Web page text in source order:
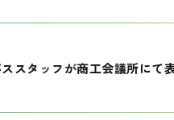
スタッフが商工会議所にて